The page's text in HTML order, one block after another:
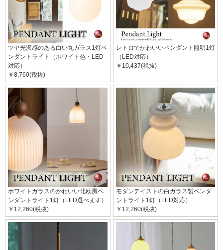
ツヤ光沢感のある白い丸ガラス1灯ペ
ンダントライト（ホワイト色・LED
対応）
￥8,760(税抜)
レトロでかわいいペンダント照明1灯
（LED対応）
￥10,437(税抜)
ホワイトガラスのかわいい北欧風ペ
ンダントライト1灯（LED選べます）
￥12,260(税抜)
モダンテイストの白ガラス製ペンダ
ントライト1灯（LED対応）
￥12,260(税抜)